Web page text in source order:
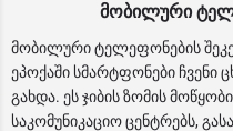
მობილური
მობილური ტელეფონების
ეპოქაში სმარტფონები ჩვენი
გახდა. ეს ჯიბის ზომის
საკომუნიკაციო ცენტრებს,